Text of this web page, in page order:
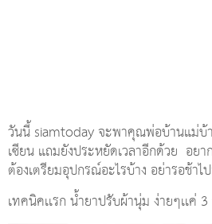
วันนี้ siamtoday จะพาคุณพ่อบ้านแม่
เซียน แถมยังประหยัดเวลาอีกด้วย อยา
ต้องเตรียมอุปกรณ์อะไรบ้าง อย่ารอช้าไ
เทคนิคเเรก น้ำยาปรับผ้านุ่ม ง่ายๆเเค่